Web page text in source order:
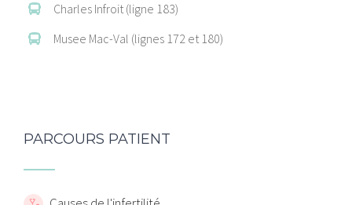
Charles Infroit (ligne 183)
Musee Mac-Val (lignes 172 et 180)
PARCOURS PATIENT